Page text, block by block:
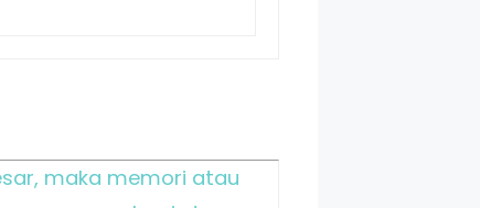
maka memori atau